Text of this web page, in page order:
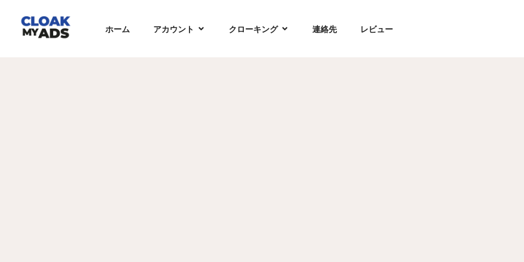
ホーム アカウント クローキング 連絡先 レビュー